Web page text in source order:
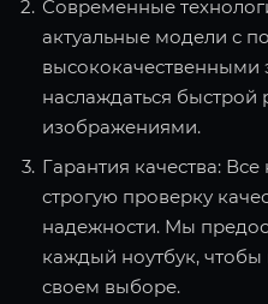
Современные
актуальные модели с
наслаждаться
изображениями.
Гарантия качества:
строгую проверку
надежности. Мы
каждый ноутбук,
своем выборе.